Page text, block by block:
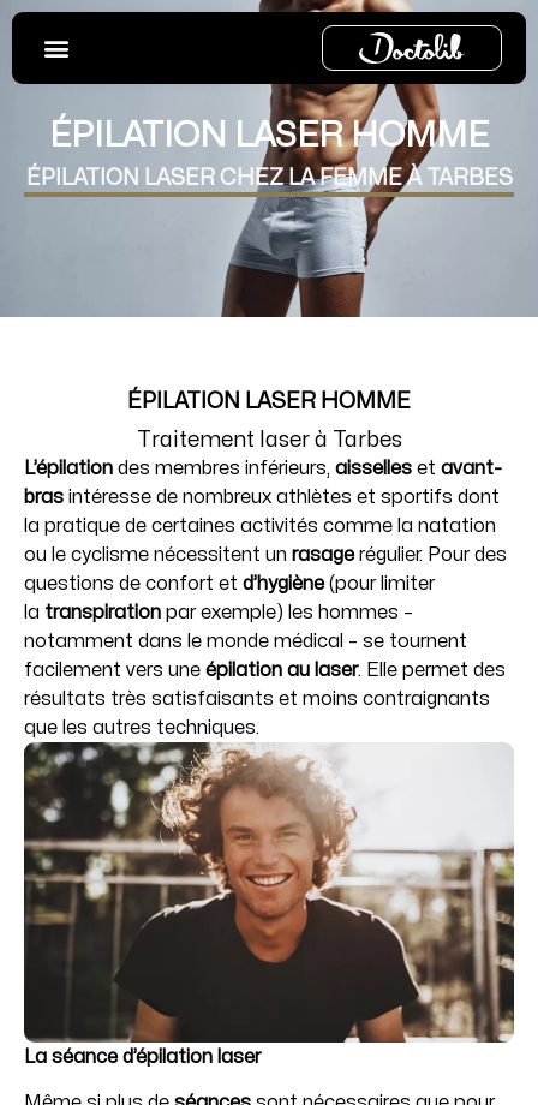
Aller
ÉPILATION LASER CHEZ LA FEMME À TARBES
ÉPILATION LASER HOMME
ÉPILATION LASER HOMME
Traitement laser à Tarbes
L’épilation des membres inférieurs, aisselles et avant-
bras intéresse de nombreux athlètes et sportifs dont
la pratique de certaines activités comme la natation
ou le cyclisme nécessitent un rasagerégulier. Pour des
questions de confort et d’hygiène(pour limiter
la transpiration par exemple) les hommes –
notamment dans le monde médical – se tournent
facilement vers une épilation au laser. Elle permet des
résultats très satisfaisants et moins contraignants
que les autres techniques.
La séance d’épilation laser